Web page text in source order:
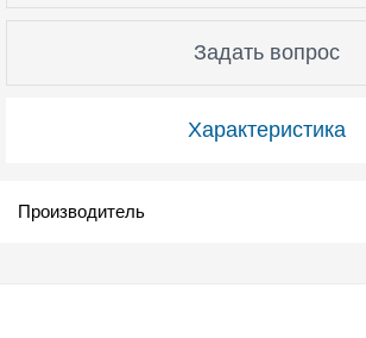
Характеристика
Задать вопрос
Производитель